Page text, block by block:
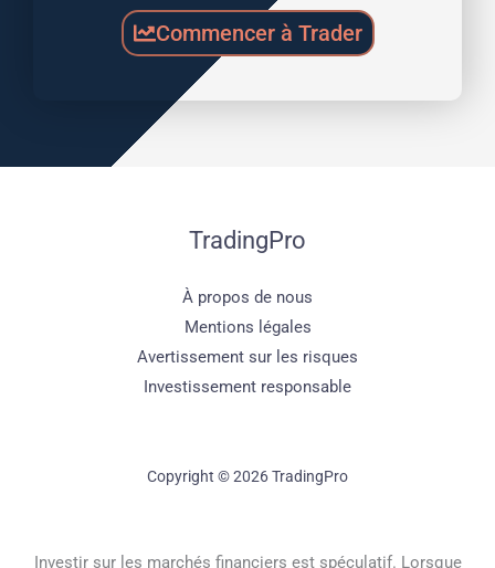
Commencer à Trader
TradingPro
À propos de nous
Mentions légales
Avertissement sur les risques
Investissement responsable
Copyright © 2026 TradingPro
Investir sur les marchés financiers est spéculatif. Lorsque